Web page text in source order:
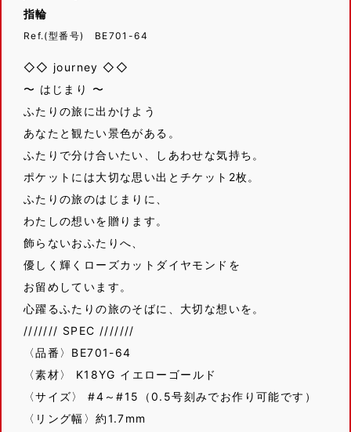
指輪
Ref.(型番号) BE701-64
◇◇ journey ◇◇
〜 はじまり 〜
ふたりの旅に出かけよう
あなたと観たい景色がある。
ふたりで分け合いたい、しあわせな気持ち。
ポケットには大切な思い出とチケット2枚。
ふたりの旅のはじまりに、
わたしの想いを贈ります。
飾らないおふたりへ、
優しく輝くローズカットダイヤモンドを
お留めしています。
心躍るふたりの旅のそばに、大切な想いを。
/////// SPEC ///////
〈品番〉BE701-64
〈素材〉 K18YG イエローゴールド
〈サイズ〉 #4～#15（0.5号刻みでお作り可能です）
〈リング幅〉約1.7mm